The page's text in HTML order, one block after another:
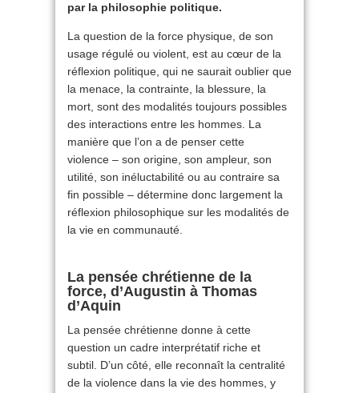
par la philosophie politique.
La question de la force physique, de son
usage régulé ou violent, est au cœur de la
réflexion politique, qui ne saurait oublier que
la menace, la contrainte, la blessure, la
mort, sont des modalités toujours possibles
des interactions entre les hommes. La
manière que l’on a de penser cette
violence – son origine, son ampleur, son
utilité, son inéluctabilité ou au contraire sa
fin possible – détermine donc largement la
réflexion philosophique sur les modalités de
la vie en communauté.
La pensée chrétienne de la
force, d’Augustin à Thomas
d’Aquin
La pensée chrétienne donne à cette
question un cadre interprétatif riche et
subtil. D’un côté, elle reconnaît la centralité
de la violence dans la vie des hommes, y